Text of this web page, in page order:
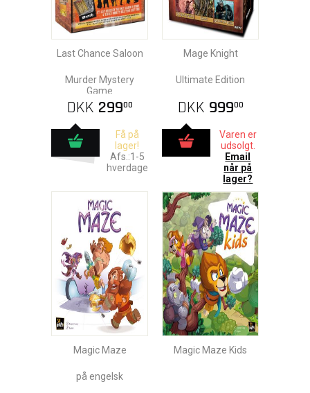
Last Chance Saloon
Murder Mystery
Game
DKK 29900
Få på
lager!
Afs.:1-5
hverdage
Mage Knight
Ultimate Edition
DKK 99900
Varen er
udsolgt.
Email
når på
lager?
Magic Maze
på engelsk
Magic Maze Kids